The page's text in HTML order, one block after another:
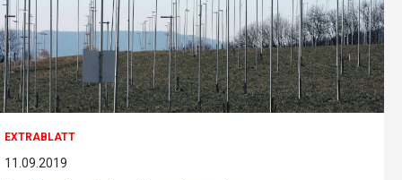
EXTRABLATT
11.09.2019